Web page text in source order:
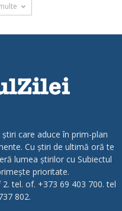
care aduce în prim-plan
Cu știri de ultimă oră te
lumea știrilor cu Subiectul
prioritate.
tel. of. +373 69 403 700. tel
802.